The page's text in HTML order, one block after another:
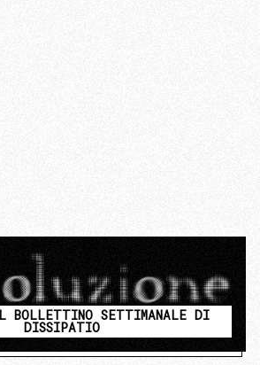
SETTIMANALE DI
DISSIPATIO